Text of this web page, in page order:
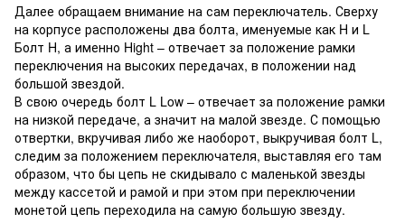
Далее обращаем внимание на сам переключатель. Сверху
на корпусе расположены два болта, именуемые как H и L
Болт H, а именно Hight – отвечает за положение рамки
переключения на высоких передачах, в положении над
большой звездой.
В свою очередь болт L Low – отвечает за положение рамки
на низкой передаче, а значит на малой звезде. С помощью
отвертки, вкручивая либо же наоборот, выкручивая болт L,
следим за положением переключателя, выставляя его там
образом, что бы цепь не скидывало с маленькой звезды
между кассетой и рамой и при этом при переключении
монетой цепь переходила на самую большую звезду.